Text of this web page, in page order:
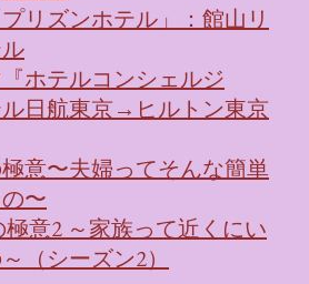
リズンホテル」：館山リ
ホテルコンシェルジ
日航東京→ヒルトン東京
意〜夫婦ってそんな簡単
〜
意2 ～家族って近くにい
（シーズン2）